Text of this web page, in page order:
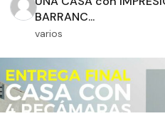
BARRANC...
varios